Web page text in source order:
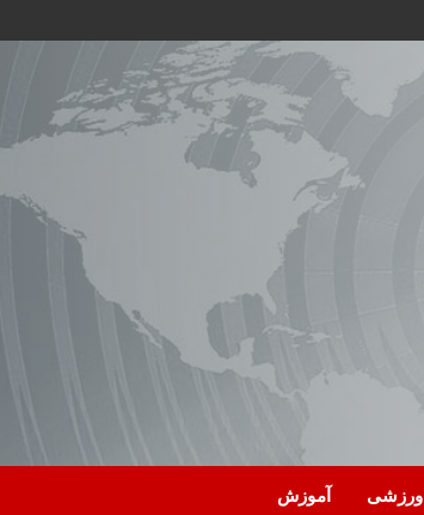
ورزشی آموزش